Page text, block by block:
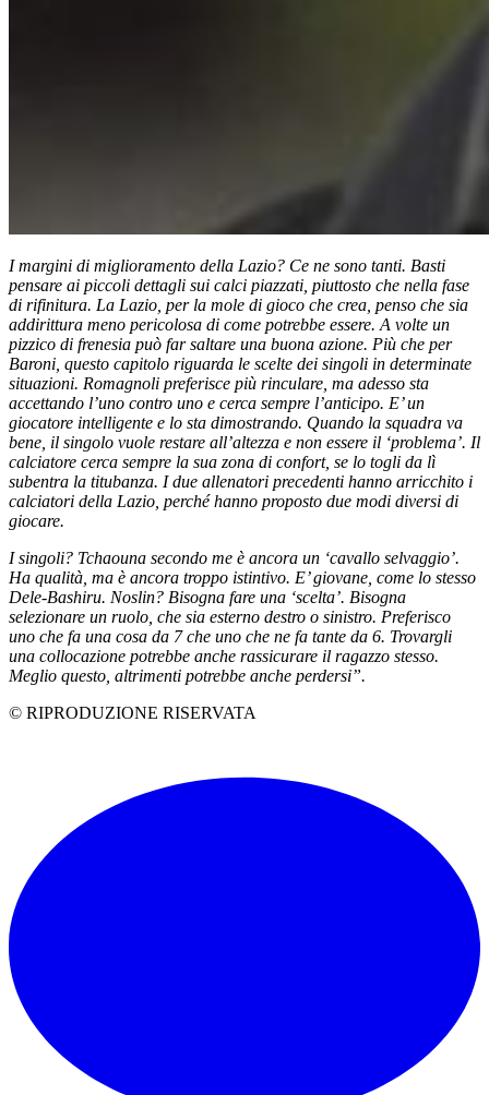
I margini di miglioramento della Lazio? Ce ne sono tanti. Basti
pensare ai piccoli dettagli sui calci piazzati, piuttosto che nella fase
di rifinitura. La Lazio, per la mole di gioco che crea, penso che sia
addirittura meno pericolosa di come potrebbe essere. A volte un
pizzico di frenesia può far saltare una buona azione. Più che per
Baroni, questo capitolo riguarda le scelte dei singoli in determinate
situazioni. Romagnoli preferisce più rinculare, ma adesso sta
accettando l’uno contro uno e cerca sempre l’anticipo. E’ un
giocatore intelligente e lo sta dimostrando. Quando la squadra va
bene, il singolo vuole restare all’altezza e non essere il ‘problema’. Il
calciatore cerca sempre la sua zona di confort, se lo togli da lì
subentra la titubanza. I due allenatori precedenti hanno arricchito i
calciatori della Lazio, perché hanno proposto due modi diversi di
giocare.
I singoli? Tchaouna secondo me è ancora un ‘cavallo selvaggio’.
Ha qualità, ma è ancora troppo istintivo. E’ giovane, come lo stesso
Dele-Bashiru. Noslin? Bisogna fare una ‘scelta’. Bisogna
selezionare un ruolo, che sia esterno destro o sinistro. Preferisco
uno che fa una cosa da 7 che uno che ne fa tante da 6. Trovargli
una collocazione potrebbe anche rassicurare il ragazzo stesso.
Meglio questo, altrimenti potrebbe anche perdersi”.
© RIPRODUZIONE RISERVATA